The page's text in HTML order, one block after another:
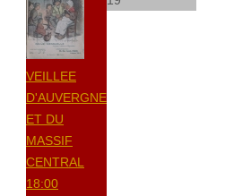
VEILLEE
D'AUVERGNE
ET DU
MASSIF
CENTRAL
18:00